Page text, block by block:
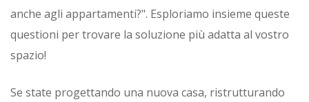
anche agli appartamenti?". Esploriamo insieme queste
questioni per trovare la soluzione più adatta al vostro
spazio!
Se state progettando una nuova casa, ristrutturando